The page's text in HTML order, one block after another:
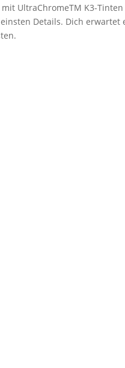
UltraChromeTM K3-
Details. Dich